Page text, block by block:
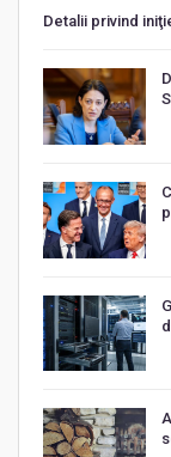
Detalii privind